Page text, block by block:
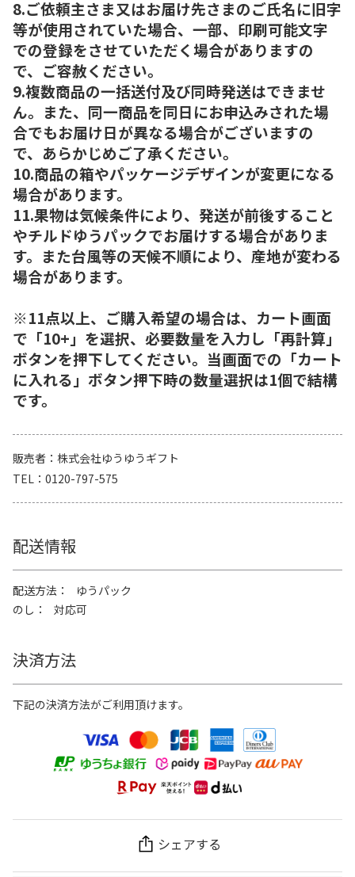
8.ご依頼主さま又はお届け先さまのご氏名に旧字
等が使用されていた場合、一部、印刷可能文字
での登録をさせていただく場合がありますの
で、ご容赦ください。
9.複数商品の一括送付及び同時発送はできませ
ん。また、同一商品を同日にお申込みされた場
合でもお届け日が異なる場合がございますの
で、あらかじめご了承ください。
10.商品の箱やパッケージデザインが変更になる
場合があります。
11.果物は気候条件により、発送が前後すること
やチルドゆうパックでお届けする場合がありま
す。また台風等の天候不順により、産地が変わる
場合があります。
※11点以上、ご購入希望の場合は、カート画面
で「10+」を選択、必要数量を入力し「再計算」
ボタンを押下してください。当画面での「カート
に入れる」ボタン押下時の数量選択は1個で結構
です。
販売者
株式会社ゆうゆうギフト
TEL
0120-797-575
配送情報
配送方法
ゆうパック
のし
対応可
決済方法
下記の決済方法がご利用頂けます。
シェアする